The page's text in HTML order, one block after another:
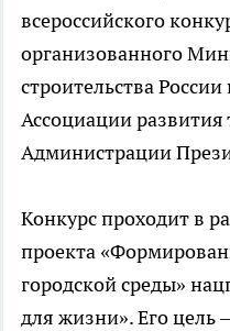
всероссийского
организованного
строительства
Ассоциации развития
Администрации
Конкурс проходит в
проекта
городской среды»
для жизни». Его цель